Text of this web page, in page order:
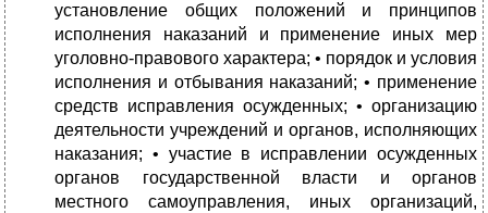
установление общих положений и принципов
исполнения наказаний и применение иных мер
уголовно-правового характера; • порядок и условия
исполнения и отбывания наказаний; • применение
средств исправления осужденных; • организацию
деятельности учреждений и органов, исполняющих
наказания; • участие в исправлении осужденных
органов государственной власти и органов
местного самоуправления, иных организаций,